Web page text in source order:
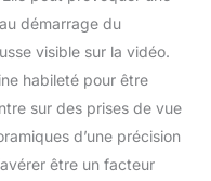
démarrage du
visible sur la vidéo.
habileté pour être
sur des prises de vue
d’une précision
être un facteur